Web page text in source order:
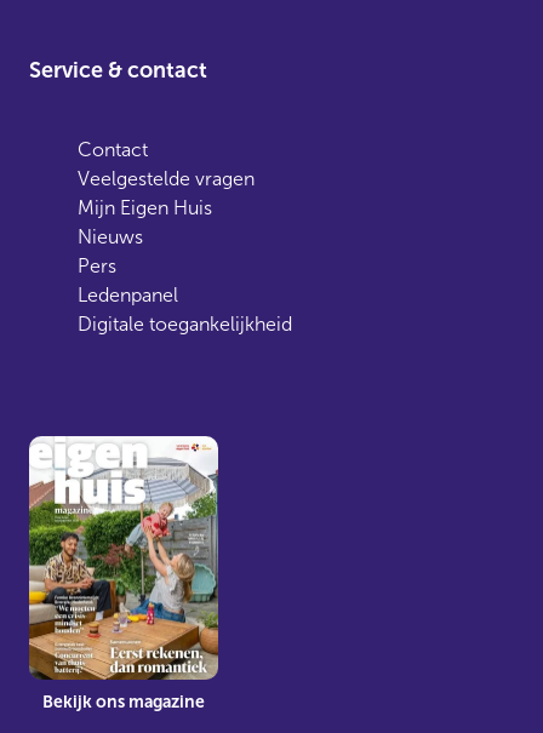
Service & contact
Contact
Veelgestelde vragen
Mijn Eigen Huis
Nieuws
Pers
Ledenpanel
Digitale toegankelijkheid
Bekijk ons magazine